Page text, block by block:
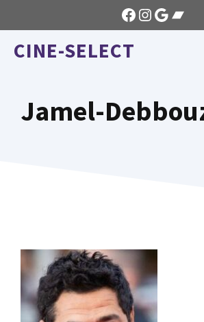
au
contenu
Facebook
Instagram
Google
CINE-SELECT
Jamel-